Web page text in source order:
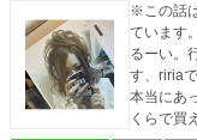
※この話
ています。 「ririaさん、ご指名です。120分本指名。」 「だ
るーい。行ってきま
す、ririaで
本当にあった夜
くらで買